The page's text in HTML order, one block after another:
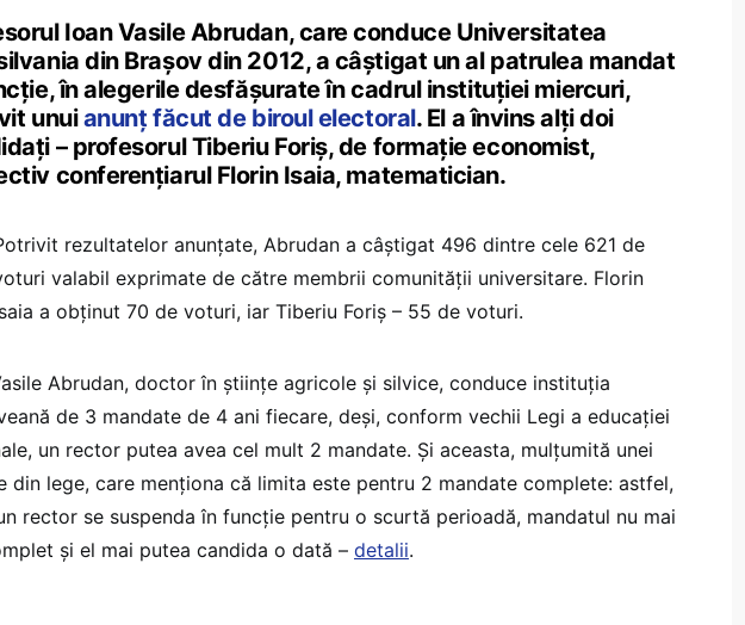
Ioan Vasile Abrudan, care conduce Universitatea
din Brașov din 2012, a câștigat un al patrulea mandat
în alegerile desfășurate în cadrul instituției miercuri,
unuianunț făcut de biroul electoral. El a învins alți doi
– profesorul Tiberiu Foriș, de formație economist,
conferențiarul Florin Isaia, matematician.
rezultatelor anunțate, Abrudan a câștigat 496 dintre cele 621 de
valabil exprimate de către membrii comunității universitare. Florin
a obținut 70 de voturi, iar Tiberiu Foriș – 55 de voturi.
Abrudan, doctor în științe agricole și silvice, conduce instituția
de 3 mandate de 4 ani fiecare, deși, conform vechii Legi a educației
un rector putea avea cel mult 2 mandate. Și aceasta, mulțumită unei
din lege, care menționa că limita este pentru 2 mandate complete: astfel,
rector se suspenda în funcție pentru o scurtă perioadă, mandatul nu mai
și el mai putea candida o dată – detalii.